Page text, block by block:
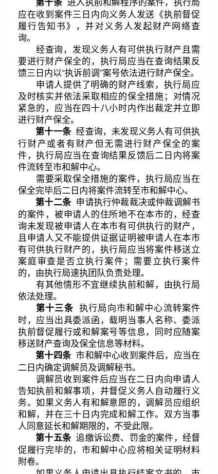
应在收到案件三日内向义务人发送《执前督促
履行告知书》，并对义务人发起财产网络查
询。
经查询，发现义务人有可供执行财产且需
要进行财产保全的，执行局应当在查询结果反
馈三日内以“执诉前调”案号依法进行财产保全。
申请人提供了明确的财产线索，执行局应
及时核实并依法采取相应的保全措施；对情况
紧急的，应当在四十八小时内作出裁定并立即
进行财产保全。
第十一条经查询，未发现义务人有可供执
行财产或者有财产但无需进行财产保全的案
件，执行局应当在查询结果反馈后二日内将案
件流转至市和解中心。
需要采取保全措施的案件，执行局应当在
保全完毕后二日内将案件流转至市和解中心。
第十二条申请执行仲裁裁决或仲裁调解书
的案件，被申请人的住所地不在本市的，经查
询未发现被申请人在本市有可供执行的财产，
且申请人又不能提供证据证明被申请人在本市
有可供执行财产的，执行局应当将案件移送立
案庭审查是否立执行案件；需要立执行案件
的，由执行局速执团队负责处理。
有其他情形不宜继续执前和解，由执行局
依法处理。
第十三条执行局向市和解中心流转案件
时，应当出具委派函，载明当事人名称、委派
执前督促履行或和解案号等信息，同时应随案
移送财产查询及保全信息等材料。
第十四条市和解中心收到案件后，应当在
二日内确定调解员及调解秘书。
调解员收到案件后应当在二日内向申请人
告知执前和解事项，井督促义务人自动履行义
务。如果义务人有和解意愿的，调解员应组织
和解，并在三十日内完成和解工作。双方当事
人同意延长和解期限的，不受此限。
第十五条追缴诉讼费、罚金的案件，经督
促履行完毕的，市和解中心应将相关证明材料
附卷。